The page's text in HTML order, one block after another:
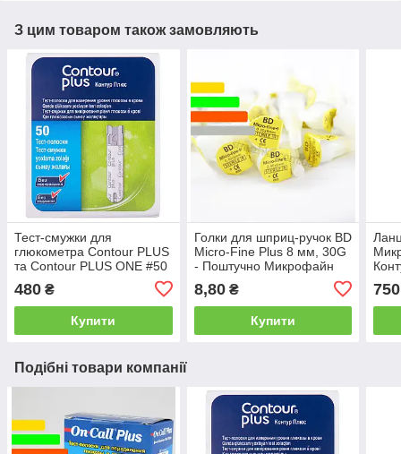
З цим товаром також замовляють
Тест-смужки для
глюкометра Contour PLUS
та Contour PLUS ONE #50
смужки #50 шт
480 ₴
Купити
Голки для шприц-ручок BD
Micro-Fine Plus 8 мм, 30G
- Поштучно Микрофайн
8,80₴
Купити
750
Подібні товари компанії